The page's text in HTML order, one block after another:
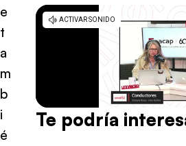
e
t
a
m
b
i
é
Te podría